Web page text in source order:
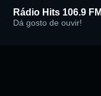
Rádio Hits 106.9 FM
Dá gosto de ouvir!